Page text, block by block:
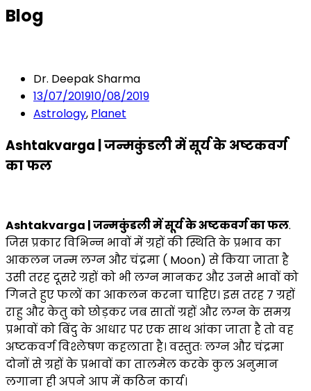
Blog
Dr. Deepak Sharma
13/07/201910/08/2019
Astrology, Planet
Ashtakvarga | जन्मकुंडली में सूर्य के अष्टकवर्ग
का फल
Ashtakvarga | जन्मकुंडली में सूर्य के अष्टकवर्ग का फल.
जिस प्रकार विभिन्न भावों में ग्रहों की स्थिति के प्रभाव का
आकलन जन्म लग्न और चंद्रमा ( Moon) से किया जाता है
उसी तरह दूसरे ग्रहों को भी लग्न मानकर और उनसे भावों को
गिनते हुए फलों का आकलन करना चाहिए। इस तरह 7 ग्रहों
राहु और केतु को छोड़कर जब सातों ग्रहों और लग्न के समग्र
प्रभावों को बिंदु के आधार पर एक साथ आंका जाता है तो वह
अष्टकवर्ग विश्लेषण कहलाता है। वस्तुतः लग्न और चंद्रमा
दोनों से ग्रहों के प्रभावों का तालमेल करके कुल अनुमान
लगाना ही अपने आप में कठिन कार्य।